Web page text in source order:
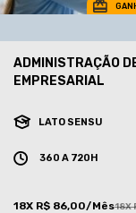
ADMINISTRAÇÃO
EMPRESARIAL
LATO SENSU
360 A 720H
18X R$ 86,00/Mês18X